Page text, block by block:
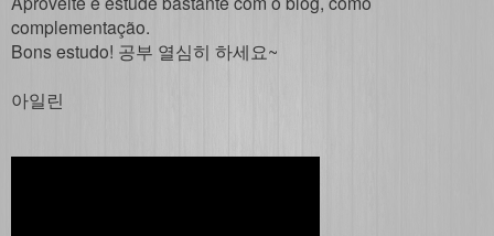
complementação.
Bons estudo! 공부 열심히 하세요~
아일린